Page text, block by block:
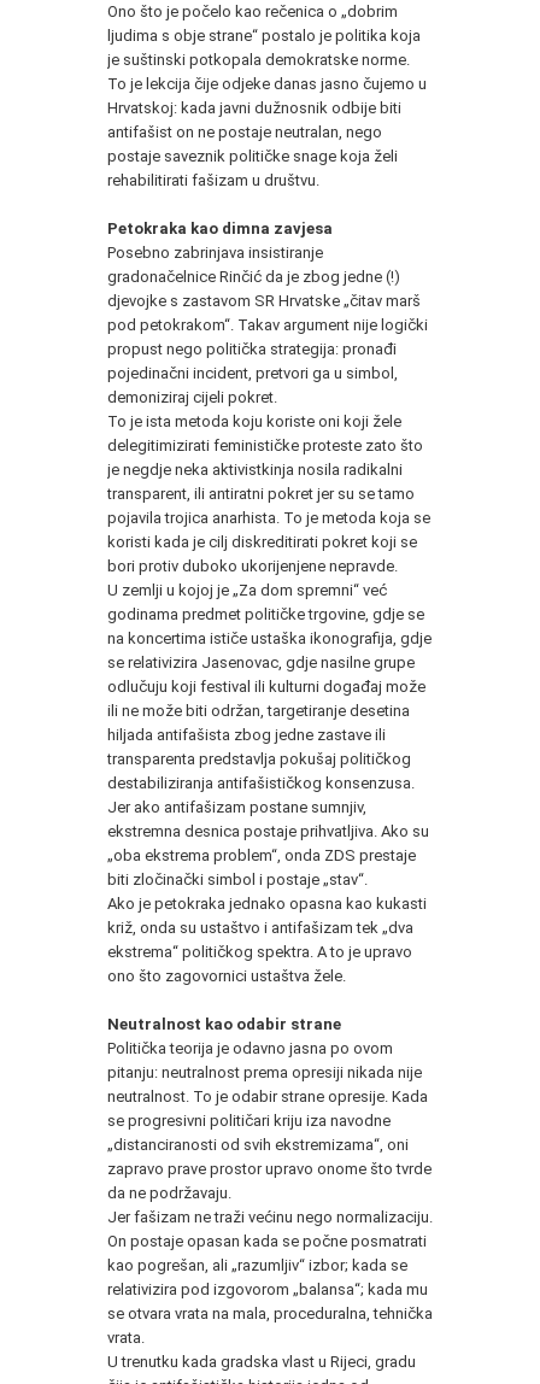
Ono što je počelo kao rečenica o „dobrim
ljudima s obje strane“ postalo je politika koja
je suštinski potkopala demokratske norme.
To je lekcija čije odjeke danas jasno čujemo u
Hrvatskoj: kada javni dužnosnik odbije biti
antifašist on ne postaje neutralan, nego
postaje saveznik političke snage koja želi
rehabilitirati fašizam u društvu.
Petokraka kao dimna zavjesa
Posebno zabrinjava insistiranje
gradonačelnice Rinčić da je zbog jedne (!)
djevojke s zastavom SR Hrvatske „čitav marš
pod petokrakom“. Takav argument nije logički
propust nego politička strategija: pronađi
pojedinačni incident, pretvori ga u simbol,
demoniziraj cijeli pokret.
To je ista metoda koju koriste oni koji žele
delegitimizirati feminističke proteste zato što
je negdje neka aktivistkinja nosila radikalni
transparent, ili antiratni pokret jer su se tamo
pojavila trojica anarhista. To je metoda koja se
koristi kada je cilj diskreditirati pokret koji se
bori protiv duboko ukorijenjene nepravde.
U zemlji u kojoj je „Za dom spremni“ već
godinama predmet političke trgovine, gdje se
na koncertima ističe ustaška ikonografija, gdje
se relativizira Jasenovac, gdje nasilne grupe
odlučuju koji festival ili kulturni događaj može
ili ne može biti održan, targetiranje desetina
hiljada antifašista zbog jedne zastave ili
transparenta predstavlja pokušaj političkog
destabiliziranja antifašističkog konsenzusa.
Jer ako antifašizam postane sumnjiv,
ekstremna desnica postaje prihvatljiva. Ako su
„oba ekstrema problem“, onda ZDS prestaje
biti zločinački simbol i postaje „stav“.
Ako je petokraka jednako opasna kao kukasti
križ, onda su ustaštvo i antifašizam tek „dva
ekstrema“ političkog spektra. A to je upravo
ono što zagovornici ustaštva žele.
Neutralnost kao odabir strane
Politička teorija je odavno jasna po ovom
pitanju: neutralnost prema opresiji nikada nije
neutralnost. To je odabir strane opresije. Kada
se progresivni političari kriju iza navodne
„distanciranosti od svih ekstremizama“, oni
zapravo prave prostor upravo onome što tvrde
da ne podržavaju.
Jer fašizam ne traži većinu nego normalizaciju.
On postaje opasan kada se počne posmatrati
kao pogrešan, ali „razumljiv“ izbor; kada se
relativizira pod izgovorom „balansa“; kada mu
se otvara vrata na mala, proceduralna, tehnička
vrata.
U trenutku kada gradska vlast u Rijeci, gradu